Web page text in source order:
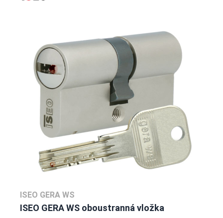
ISEO GERA WS
ISEO GERA WS oboustranná vložka